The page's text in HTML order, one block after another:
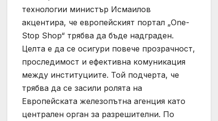
технологии министър Исмаилов
акцентира, че европейският портал „One-
Stop Shop“ трябва да бъде надграден.
Целта е да се осигури повече прозрачност,
проследимост и ефективна комуникация
между институциите. Той подчерта, че
трябва да се засили ролята на
Европейската железопътна агенция като
централен орган за разрешителни. По